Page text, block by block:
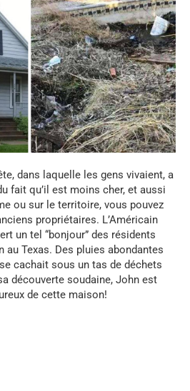
dans laquelle les gens vivaient, a
fait qu’il est moins cher, et aussi
ou sur le territoire, vous pouvez
propriétaires. L’Américain
un tel “bonjour” des résidents
au Texas. Des pluies abondantes
cachait sous un tas de déchets
découverte soudaine, John est
de cette maison!